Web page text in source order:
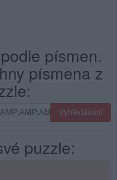
písmen.
písmena z
Vyhledávání
puzzle: